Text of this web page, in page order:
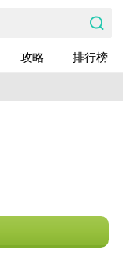
攻略 排行榜